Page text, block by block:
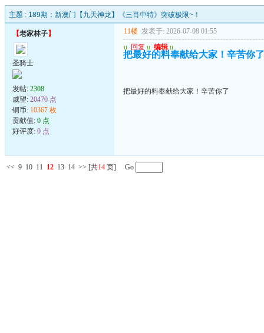
主题 : 189期：新澳门【九天神龙】《三肖中特》突破极限~！
【老家林子】
圣骑士
发帖: 2308
威望: 20470 点
铜币: 10367 枚
贡献值: 0 点
好评度: 0 点
11楼 发表于: 2026-07-08 01:55
u 回复 u 编辑 u
把最好的料奉献给大家！辛苦你了
把最好的料奉献给大家！辛苦你了
<< 9 10 11 12 13 14 >> [共14 页] Go